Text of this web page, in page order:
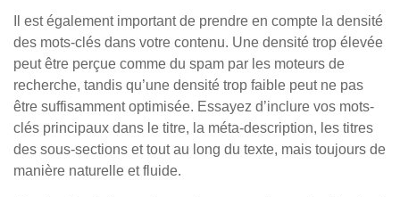
Il est également important de prendre en compte la densité
des mots-clés dans votre contenu. Une densité trop élevée
peut être perçue comme du spam par les moteurs de
recherche, tandis qu’une densité trop faible peut ne pas
être suffisamment optimisée. Essayez d’inclure vos mots-
clés principaux dans le titre, la méta-description, les titres
des sous-sections et tout au long du texte, mais toujours de
manière naturelle et fluide.